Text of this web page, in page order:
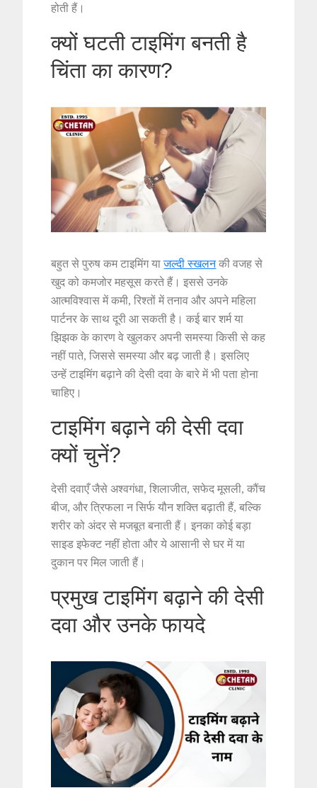
होती हैं।
क्यों घटती टाइमिंग बनती है
चिंता का कारण?
बहुत से पुरुष कम टाइमिंग याजल्दी स्खलनकी वजह से
खुद को कमजोर महसूस करते हैं। इससे उनके
आत्मविश्वास में कमी, रिश्तों में तनाव और अपने महिला
पार्टनर के साथ दूरी आ सकती है। कई बार शर्म या
झिझक के कारण वे खुलकर अपनी समस्या किसी से कह
नहीं पाते, जिससे समस्या और बढ़ जाती है। इसलिए
उन्हें टाइमिंग बढ़ाने की देसी दवा के बारे में भी पता होना
चाहिए।
टाइमिंग बढ़ाने की देसी दवा
क्यों चुनें?
देसी दवाएँ जैसे अश्वगंधा, शिलाजीत, सफेद मूसली, कौंच
बीज, और त्रिफला न सिर्फ यौन शक्ति बढ़ाती हैं, बल्कि
शरीर को अंदर से मजबूत बनाती हैं। इनका कोई बड़ा
साइड इफेक्ट नहीं होता और ये आसानी से घर में या
दुकान पर मिल जाती हैं।
प्रमुख टाइमिंग बढ़ाने की देसी
दवा और उनके फायदे